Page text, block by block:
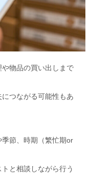
物品の買い出しまで
つながる可能性もあ
節、時期（繁忙期or
と相談しながら行う